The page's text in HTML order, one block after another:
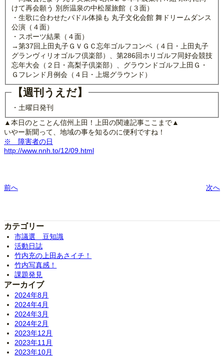
けて再会願う 別所温泉の中松屋旅館（３面）
・生歌に合わせたパドル体操も 丸子文化会館 舞ドリームダンス
公演（４面）
・スポーツ結果（４面）
→第37回上田丸子ＧＶＧＣ忘年ゴルフコンペ（４日・上田丸子
グランヴィリオゴルフ倶楽部）、第286回ホリゴルフ同好会競技
忘年大会（２日・高梨子倶楽部）、グラウンドゴルフ上田Ｇ・
Ｇフレンド月例会（４日・上堀グラウンド）
【週刊うえだ】
・土曜日発刊
▲本日のとことん信州上田！上田の関連記事ここまで▲
いやー新聞って、地域の事を知るのに便利ですね！
※ 障害者の日
http://www.nnh.to/12/09.html
前へ 次へ
カテゴリー
市議選 豆知識
活動日誌
竹内充の上田あさイチ！
竹内写真感！
課題発見
アーカイブ
2024年8月
2024年4月
2024年3月
2024年2月
2023年12月
2023年11月
2023年10月